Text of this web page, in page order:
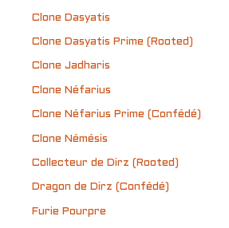
Clone Dasyatis
Clone Dasyatis Prime (Rooted)
Clone Jadharis
Clone Néfarius
Clone Néfarius Prime (Confédé)
Clone Némésis
Collecteur de Dirz (Rooted)
Dragon de Dirz (Confédé)
Furie Pourpre